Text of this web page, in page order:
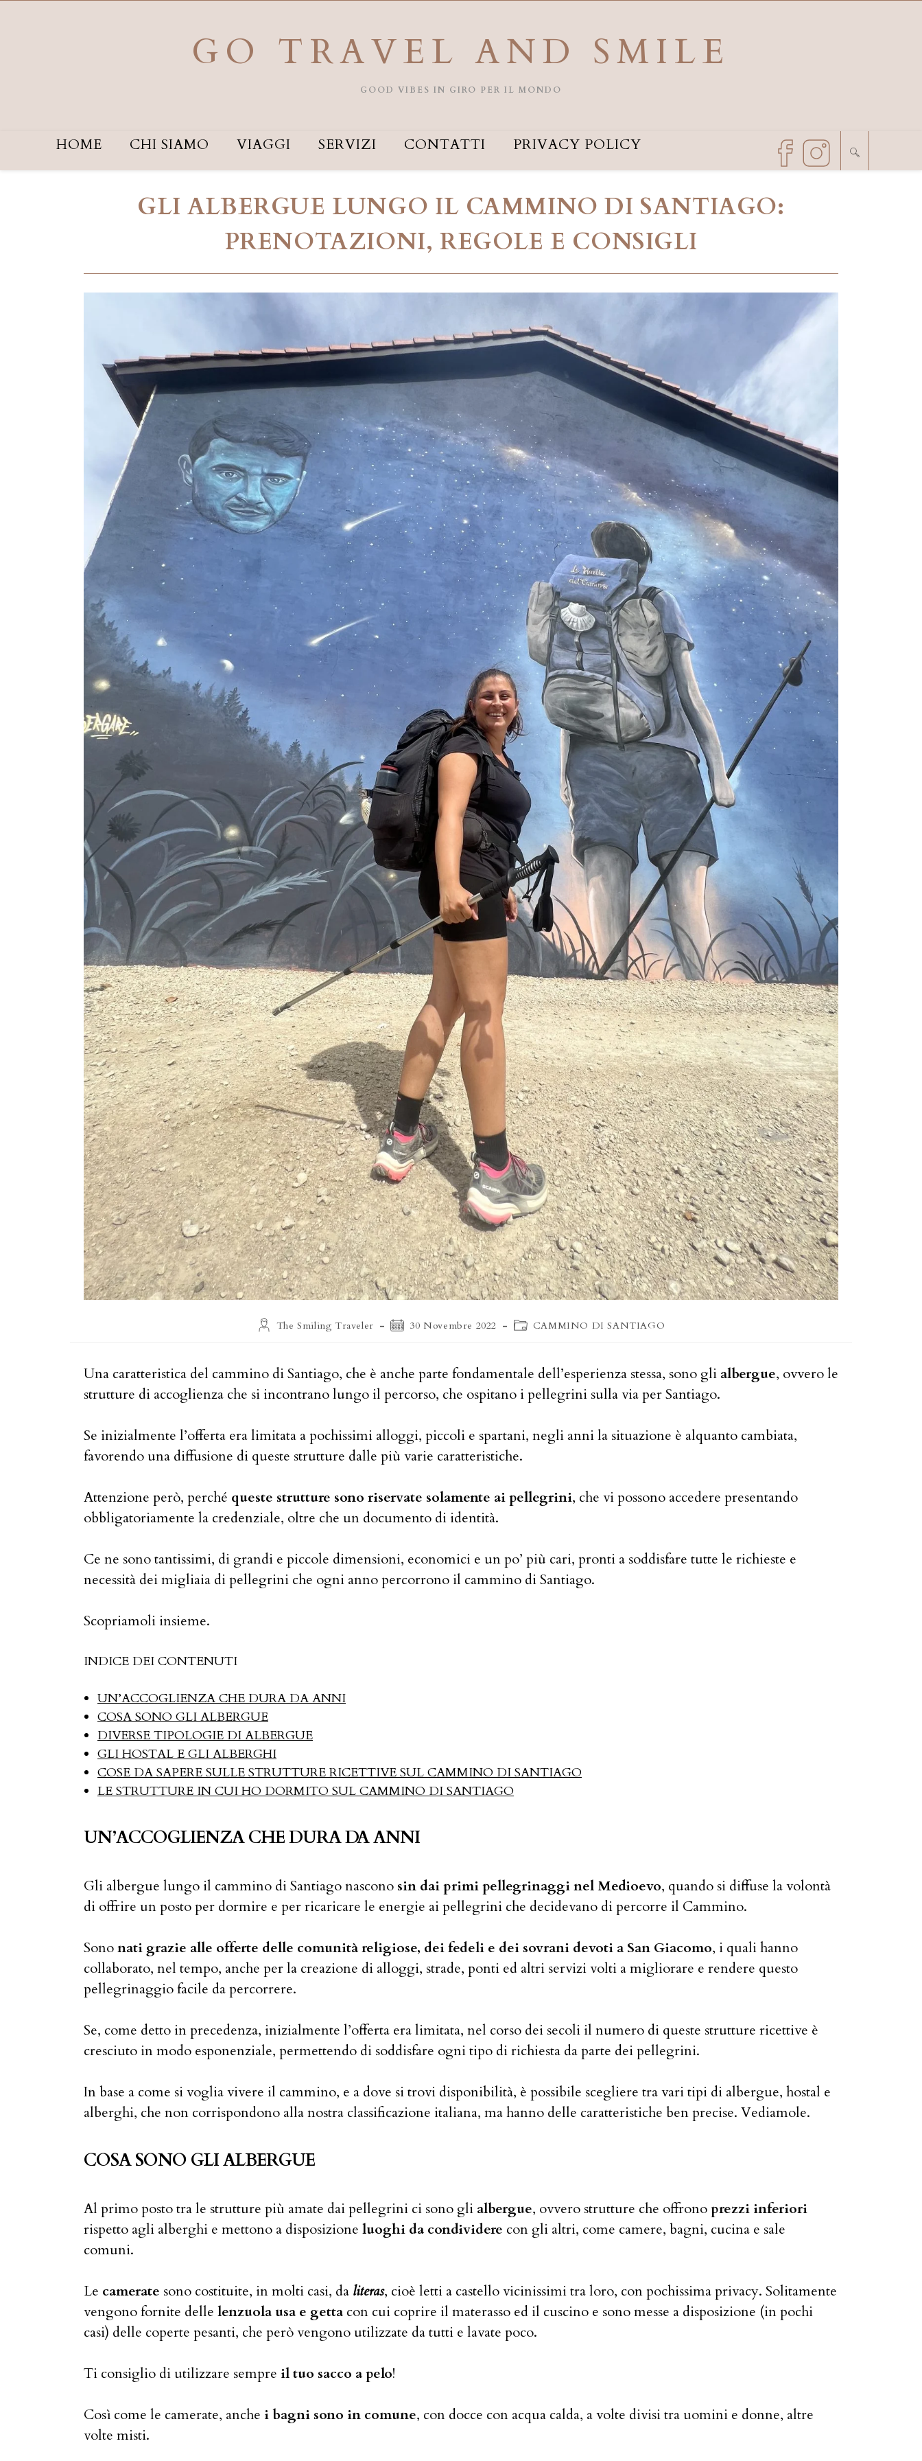
GO TRAVEL AND SMILE
GOOD VIBES IN GIRO PER IL MONDO
HOME CHI SIAMO VIAGGI SERVIZI CONTATTI PRIVACY POLICY
GLI ALBERGUE LUNGO IL CAMMINO DI SANTIAGO:
PRENOTAZIONI, REGOLE E CONSIGLI
AutoreThe Smiling Traveler
Articolo30 Novembre 2022
Categoria
CAMMINO DI SANTIAGO
Una caratteristica del cammino di Santiago, che è anche parte fondamentale dell’esperienza stessa, sono gli albergue, ovvero le
strutture di accoglienza che si incontrano lungo il percorso, che ospitano i pellegrini sulla via per Santiago.
Se inizialmente l’offerta era limitata a pochissimi alloggi, piccoli e spartani, negli anni la situazione è alquanto cambiata,
favorendo una diffusione di queste strutture dalle più varie caratteristiche.
Attenzione però, perché queste strutture sono riservate solamente ai pellegrini, che vi possono accedere presentando
obbligatoriamente la credenziale, oltre che un documento di identità.
Ce ne sono tantissimi, di grandi e piccole dimensioni, economici e un po’ più cari, pronti a soddisfare tutte le richieste e
necessità dei migliaia di pellegrini che ogni anno percorrono il cammino di Santiago.
Scopriamoli insieme.
INDICE DEI CONTENUTI
UN’ACCOGLIENZA CHE DURA DA ANNI
COSA SONO GLI ALBERGUE
DIVERSE TIPOLOGIE DI ALBERGUE
GLI HOSTAL E GLI ALBERGHI
COSE DA SAPERE SULLE STRUTTURE RICETTIVE SUL CAMMINO DI SANTIAGO
LE STRUTTURE IN CUI HO DORMITO SUL CAMMINO DI SANTIAGO
UN’ACCOGLIENZA CHE DURA DA ANNI
Gli albergue lungo il cammino di Santiago nascono sin dai primi pellegrinaggi nel Medioevo, quando si diffuse la volontà
di offrire un posto per dormire e per ricaricare le energie ai pellegrini che decidevano di percorre il Cammino.
Sononati grazie alle offerte delle comunità religiose, dei fedeli e dei sovrani devoti a San Giacomo, i quali hanno
collaborato, nel tempo, anche per la creazione di alloggi, strade, ponti ed altri servizi volti a migliorare e rendere questo
pellegrinaggio facile da percorrere.
Se, come detto in precedenza, inizialmente l’offerta era limitata, nel corso dei secoli il numero di queste strutture ricettive è
cresciuto in modo esponenziale, permettendo di soddisfare ogni tipo di richiesta da parte dei pellegrini.
In base a come si voglia vivere il cammino, e a dove si trovi disponibilità, è possibile scegliere tra vari tipi di albergue, hostal e
alberghi, che non corrispondono alla nostra classificazione italiana, ma hanno delle caratteristiche ben precise. Vediamole.
COSA SONO GLI ALBERGUE
Al primo posto tra le strutture più amate dai pellegrini ci sono gli albergue, ovvero strutture che offronoprezzi inferiori
rispetto agli alberghi e mettono a disposizione luoghi da condividere con gli altri, come camere, bagni, cucina e sale
comuni.
Le camerate sono costituite, in molti casi, da literas, cioè letti a castello vicinissimi tra loro, con pochissima privacy. Solitamente
vengono fornite delle lenzuola usa e getta con cui coprire il materasso ed il cuscino e sono messe a disposizione (in pochi
casi) delle coperte pesanti, che però vengono utilizzate da tutti e lavate poco.
Ti consiglio di utilizzare sempre il tuo sacco a pelo!
Così come le camerate, anche i bagni sono in comune, con docce con acqua calda, a volte divisi tra uomini e donne, altre
volte misti.